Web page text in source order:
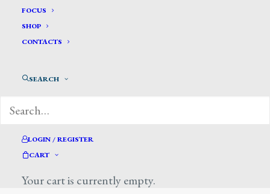
FOCUS
SHOP
CONTACTS
SEARCH
LOGIN / REGISTER
CART
Your cart is currently empty.
Bazzaro Alessandro
Istituto Matteucci